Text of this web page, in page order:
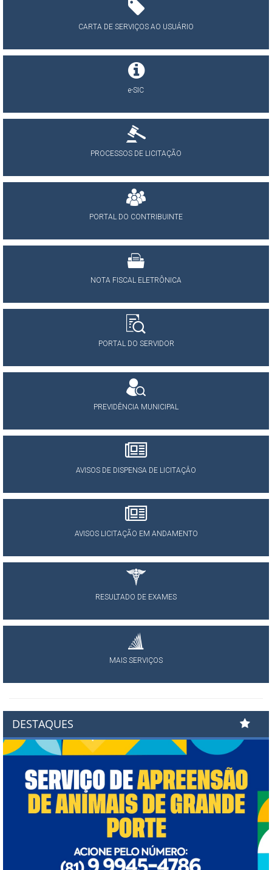
CARTA DE SERVIÇOS AO USUÁRIO
e-SIC
PROCESSOS DE LICITAÇÃO
PORTAL DO CONTRIBUINTE
NOTA FISCAL ELETRÔNICA
PORTAL DO SERVIDOR
PREVIDÊNCIA MUNICIPAL
AVISOS DE DISPENSA DE LICITAÇÂO
AVISOS LICITAÇÃO EM ANDAMENTO
RESULTADO DE EXAMES
MAIS SERVIÇOS
DESTAQUES